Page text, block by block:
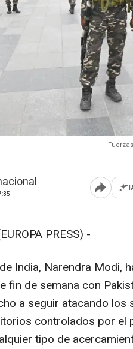
Abrir
PRESS) -
India, Narendra Modi,
fin de semana con
a seguir atacando los
controlados por el
tipo de